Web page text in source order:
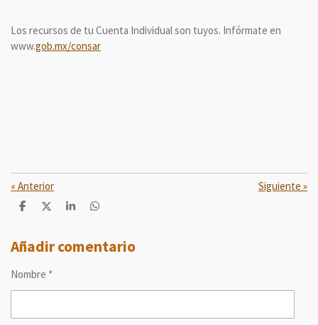
Los recursos de tu Cuenta Individual son tuyos. Infórmate en
www.gob.mx/consar
« Anterior Siguiente »
C
p
a
t
C
p
a
C
p
a
C
p
a
Añadir comentario
Nombre *